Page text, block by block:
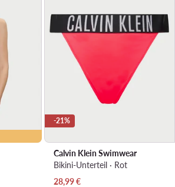
-21%
Calvin Klein Swimwear
Bikini-Unterteil · Rot
Aktueller Preis
28,99€